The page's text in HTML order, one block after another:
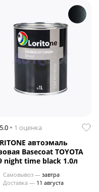
5.0 1 оценка
автоэмаль
Basecoat TOYOTA
night time black 1.0л
Самовывоз — завтра
Доставка — 11 августа